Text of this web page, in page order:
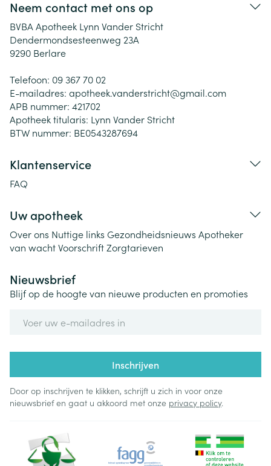
Neem contact met ons op
BVBA Apotheek Lynn Vander Stricht
Dendermondsesteenweg 23A
9290 Berlare
Telefoon: 09 367 70 02
E-mailadres: apotheek.vanderstricht@gmail.com
APB nummer: 421702
Apotheek titularis: Lynn Vander Stricht
BTW nummer: BE0543287694
Klantenservice
FAQ
Uw apotheek
Over ons Nuttige links Gezondheidsnieuws Apotheker
van wachtVoorschriftZorgtarieven
Nieuwsbrief
Blijf op de hoogte van nieuwe producten en promoties
Inschrijven
Door op inschrijven te klikken, schrijft u zich in voor onze
nieuwsbrief en gaat u akkoord met onze privacy policy.